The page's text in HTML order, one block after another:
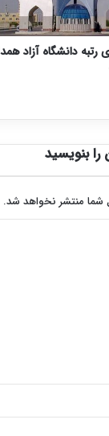
را بنویسید
شما منتشر نخواهد شد.